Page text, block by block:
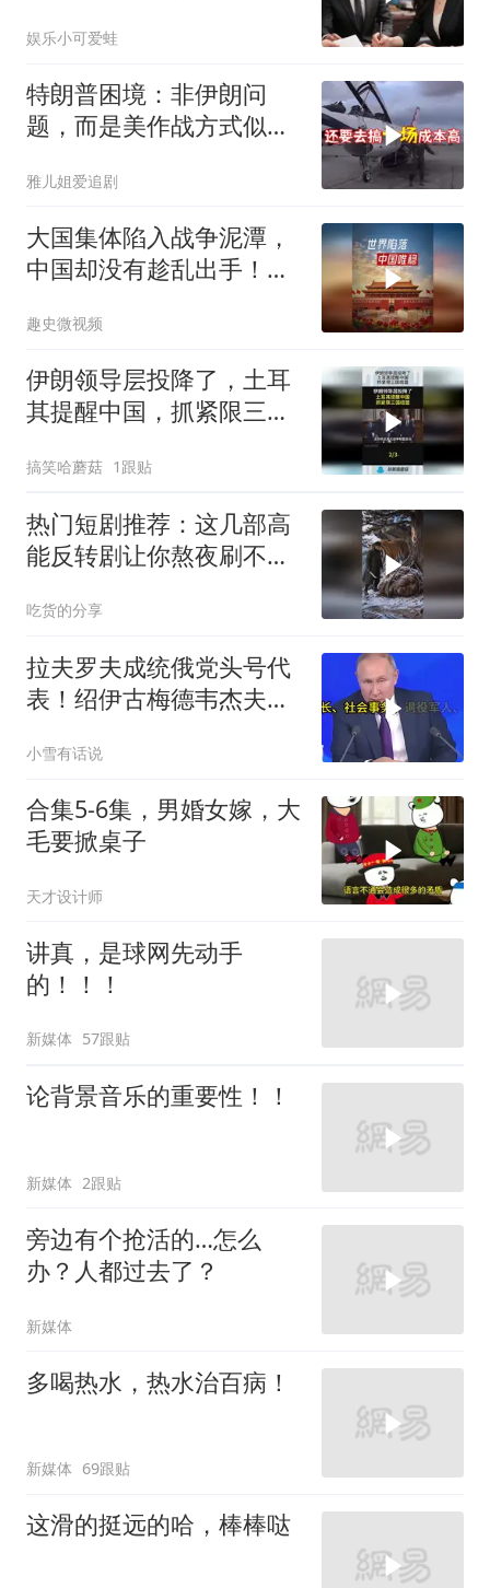
你签约
娱乐小可爱蛙
特朗普困境：非伊朗问
题，而是美作战方式似苏
雅儿姐爱追剧
大国集体陷入战争泥潭，
中国却没有趁乱出手！为
趣史微视频
伊朗领导层投降了，土耳
其提醒中国，抓紧限三国
搞笑哈蘑菇 1跟贴
热门短剧推荐：这几部高
能反转剧让你熬夜刷不
吃货的分享
拉夫罗夫成统俄党头号代
表！绍伊古梅德韦杰夫双
懂了吗
小雪有话说
合集5-6集，男婚女嫁，大
毛要掀桌子
天才设计师
讲真，是球网先动手
的！！！
新媒体 57跟贴
论背景音乐的重要性！！
新媒体 2跟贴
旁边有个抢活的…怎么
办？人都过去了？
新媒体
多喝热水，热水治百病！
新媒体 69跟贴
这滑的挺远的哈，棒棒哒